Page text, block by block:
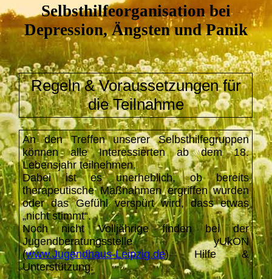
Selbsthilfeorganisation bei
Depression, Ängsten und Panik
Regeln & Voraussetzungen für
die Teilnahme
An den Treffen unserer Selbsthilfegruppen
können alle Interessierten ab dem 18.
Lebensjahr teilnehmen.
Dabei ist es unerheblich, ob bereits
therapeutische Maßnahmen ergriffen wurden
oder das Gefühl verspürt wird, dass etwas
„nicht stimmt“.
Noch nicht Volljährige finden bei der
Jugendberatungsstelle yUkON
(www.Jugendhaus-Leipzig.de) Hilfe &
Unterstützung.